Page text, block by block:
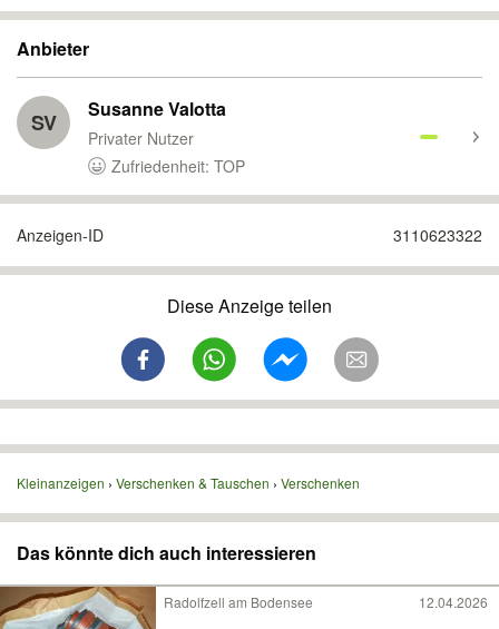
Anbieter
SV Susanne Valotta
Privater Nutzer
Zufriedenheit: TOP
Anzeigen-ID 3110623322
Diese Anzeige teilen
Kleinanzeigen Verschenken & Tauschen Verschenken
Das könnte dich auch interessieren
Radolfzell am Bodensee 12.04.2026